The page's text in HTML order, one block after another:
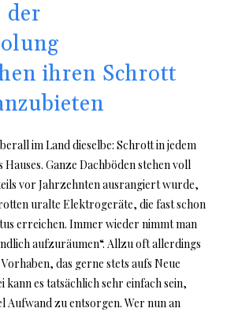
der
ihren Schrott
im Land dieselbe: Schrott in jedem
Ganze Dachböden stehen voll
vor Jahrzehnten ausrangiert wurde,
uralte Elektrogeräte, die fast schon
erreichen. Immer wieder nimmt man
aufzuräumen“. Allzu oft allerdings
das gerne stets aufs Neue
kann es tatsächlich sehr einfach sein,
Aufwand zu entsorgen. Wer nun an